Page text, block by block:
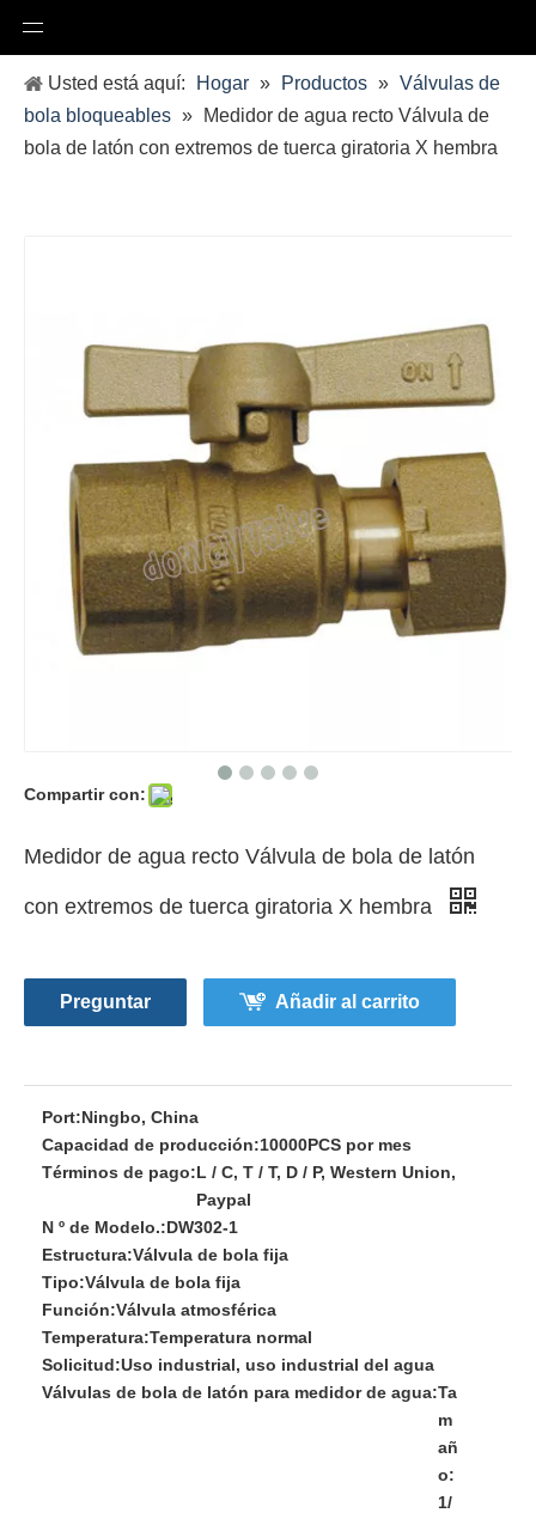
Usted está aquí: Hogar » Productos » Válvulas de
bola bloqueables »
Medidor de agua recto Válvula de
bola de latón con extremos de tuerca giratoria X hembra
Compartir con:
Medidor de agua recto Válvula de bola de latón
con extremos de tuerca giratoria X hembra
Preguntar Añadir al carrito
Port:Ningbo, China
Capacidad de producción:10000PCS por mes
Términos de pago:L / C, T / T, D / P, Western Union,
Paypal
N º de Modelo.:DW302-1
Estructura:Válvula de bola fija
Tipo:Válvula de bola fija
Función:Válvula atmosférica
Temperatura:Temperatura normal
Solicitud:Uso industrial, uso industrial del agua
Válvulas de bola de latón para medidor de agua:Ta
m
añ
o:
1/